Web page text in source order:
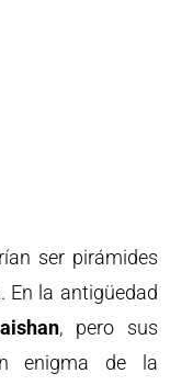
ser pirámides
. En la antigüedad
, pero sus
enigma de la